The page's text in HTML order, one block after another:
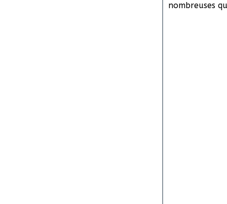
nombreuses